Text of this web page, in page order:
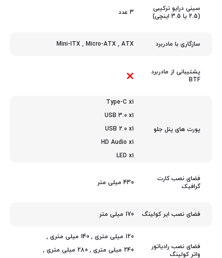
سینی درایو ترکیبی
(2.5 یا 3.5 اینچی)
3 عدد
سازگاری با مادربرد ATX
,
Micro-ATX
,
Mini-ITX
پشتیبانی از مادربرد
BTF
پورت های پنل جلو
Type-C x1
USB 3.0 x1
USB 2.0 x1
HD Audio x1
LED x1
فضای نصب کارت
گرافیک
430 میلی متر
فضای نصب ایر کولینگ 170 میلی متر
فضای نصب رادیاتور
واتر کولینگ
120 میلی متری , 140 میلی متری
,
240 میلی متری
, 280 میلی متری
,